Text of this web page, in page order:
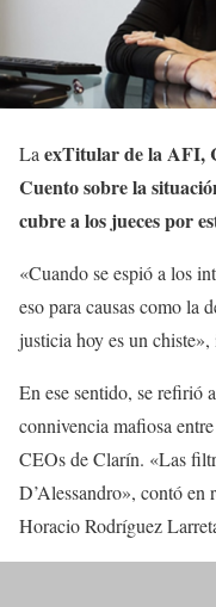
La exTitular de la AFI,
Cuento sobre la
cubre a los jueces por
«Cuando se espió a los
eso para causas como la
justicia hoy es un
En ese sentido, se refirió
connivencia mafiosa
CEOs de Clarín. «Las
D’Alessandro», contó en
Horacio Rodríguez